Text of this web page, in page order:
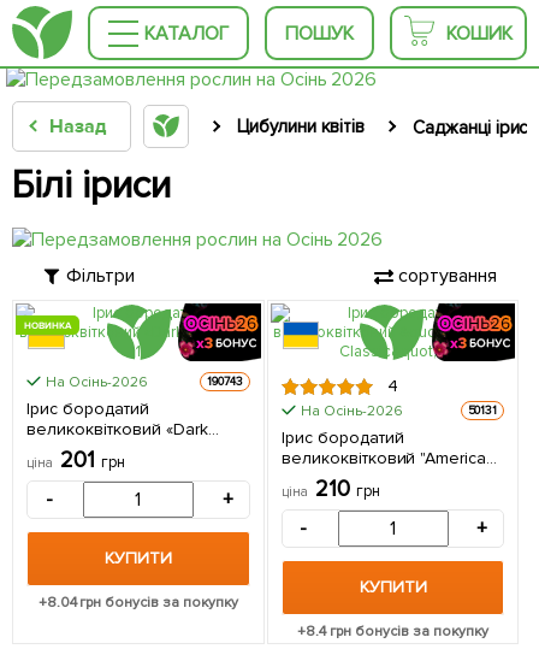
КАТАЛОГ ПОШУК КОШИК
Назад Цибулини квітів Саджанці ірису
Білі іриси
Фільтри сортування
НОВИНКА
На Осінь-2026 190743
Ірис бородатий
великоквітковий «Dark
ціна 201 грн
- +
КУПИТИ
+8.04грн бонусів за покупку
4
На Осінь-2026 50131
Ірис бородатий
великоквітковий "American
Classic" 1 шт в упаковці
ціна 210 грн
- +
КУПИТИ
+8.4грн бонусів за покупку